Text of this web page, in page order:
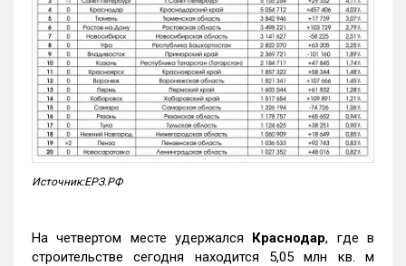
Источник:ЕРЗ.РФ
На четвертом месте удержался Краснодар, где в
строительстве сегодня находится 5,05 млн кв. м